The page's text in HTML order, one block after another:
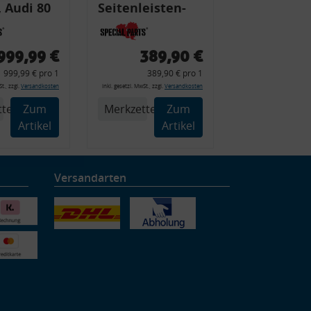
Audi 80
89,
+
€
999,99 € pro 1
zzgl. Versandkosten
Zum
Artikel
Seitenleisten-
Set, Audi 80
Cabrio, Coupe,
Zierleiste, 2x
Kappe, Clipse,
Montagewerkzeug)
389,90 €
389,90 € pro 1
inkl. gesetzl. MwSt., zzgl. Versandkosten
Merkzettel
Zum
Artikel
Versandarten